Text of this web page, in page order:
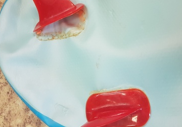
Souhlasím se
rádce
Zimní